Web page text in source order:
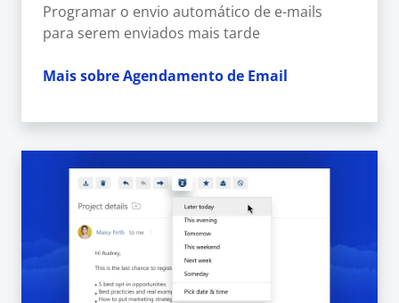
Programar o envio automático de e-mails
para serem enviados mais tarde
Mais sobre Agendamento de Email